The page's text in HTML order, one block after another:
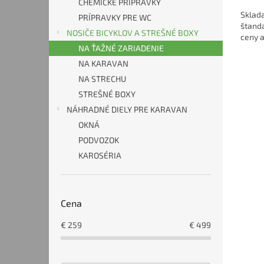
CHEMICKÉ PRÍPRAVKY
PRÍPRAVKY PRE WC
NOSIČE BICYKLOV A STREŠNÉ BOXY
NA ŤAŽNÉ ZARIADENIE
NA KARAVAN
NA STRECHU
STREŠNÉ BOXY
NÁHRADNÉ DIELY PRE KARAVAN
OKNÁ
PODVOZOK
KAROSÉRIA
Cena
€ 259 € 499
z
5
ceny